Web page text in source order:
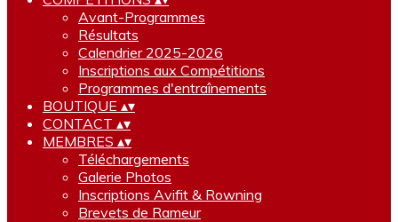
Avant-Programmes
Résultats
Calendrier 2025-2026
Inscriptions aux Compétitions
Programmes d'entraînements
BOUTIQUE ▴▾
CONTACT ▴▾
MEMBRES ▴▾
Téléchargements
Galerie Photos
Inscriptions Avifit & Rowning
Brevets de Rameur